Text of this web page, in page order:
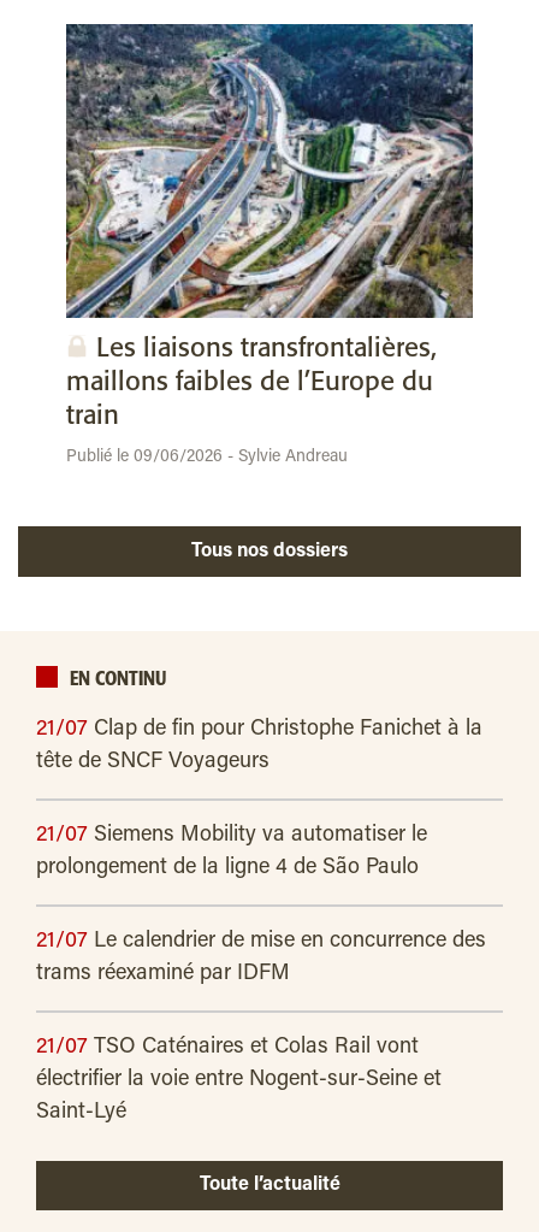
Les liaisons transfrontalières,
maillons faibles de l’Europe du
train
Publié le 09/06/2026 - Sylvie Andreau
Tous nos dossiers
EN CONTINU
21/07 Clap de fin pour Christophe Fanichet à la
tête de SNCF Voyageurs
21/07 Siemens Mobility va automatiser le
prolongement de la ligne 4 de São Paulo
21/07 Le calendrier de mise en concurrence des
trams réexaminé par IDFM
21/07 TSO Caténaires et Colas Rail vont
électrifier la voie entre Nogent-sur-Seine et
Saint-Lyé
Toute l’actualité